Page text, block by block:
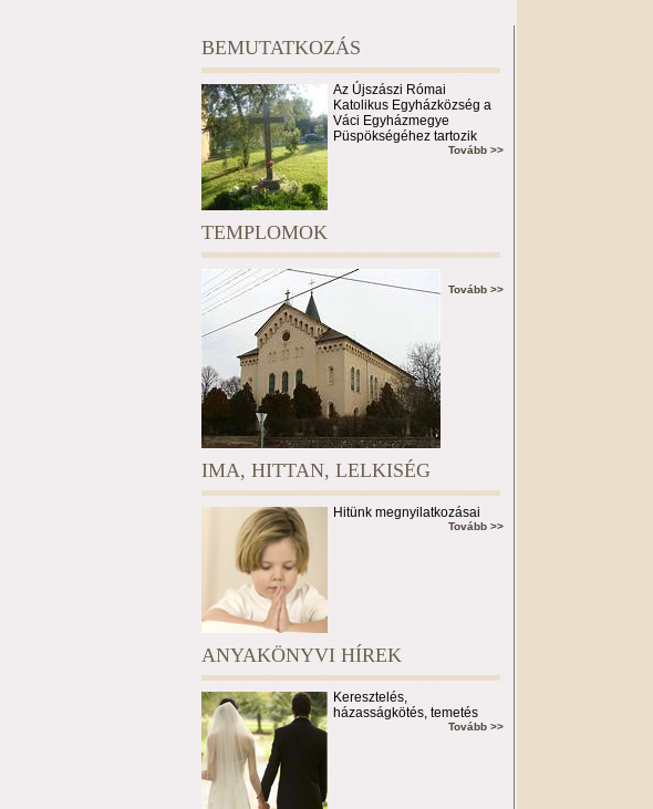
BEMUTATKOZÁS
Az Újszászi Római
Katolikus Egyházközség a
Váci Egyházmegye
Püspökségéhez tartozik
Tovább >>
TEMPLOMOK
Tovább >>
IMA, HITTAN, LELKISÉG
Hitünk megnyilatkozásai
Tovább >>
ANYAKÖNYVI HÍREK
Keresztelés,
házasságkötés, temetés
Tovább >>